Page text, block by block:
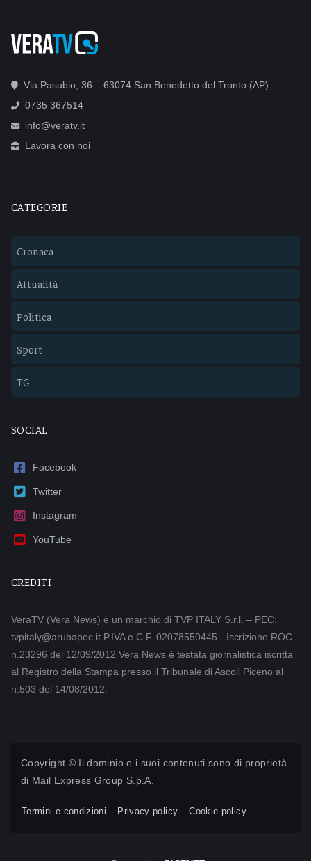
Via Pasubio, 36 – 63074 San Benedetto del Tronto (AP)
0735 367514
info@veratv.it
Lavora con noi
CATEGORIE
Cronaca
Attualità
Politica
Sport
TG
SOCIAL
Facebook
Twitter
Instagram
YouTube
CREDITI
VeraTV (Vera News) è un marchio di TVP ITALY S.r.l. – PEC:
tvpitaly@arubapec.it P.IVA e C.F. 02078550445 - Iscrizione ROC
n.23296 del 12/09/2012 Vera News è testata giornalistica iscritta
al Registro della Stampa presso il Tribunale di Ascoli Piceno al
n.503 del 14/08/2012.
Copyright © Il dominio e i suoi contenuti sono di proprietà
di Mail Express Group S.p.A.
Termini e condizioni Privacy policy Cookie policy